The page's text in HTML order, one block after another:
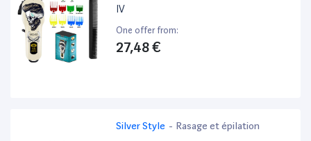
IV
One offer from:
27,48 €
Silver Style - Rasage et épilation